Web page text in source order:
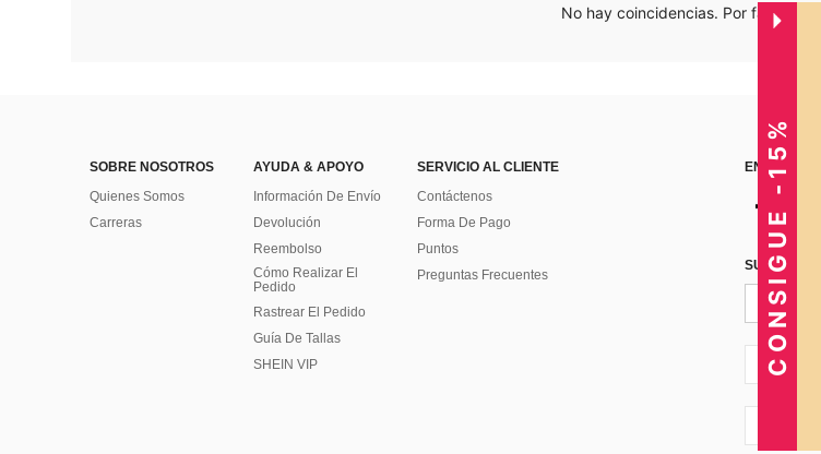
No hay coincidencias. Por favor
SOBRE NOSOTROS
Quienes Somos
Carreras
AYUDA & APOYO
Información De Envío
Devolución
Reembolso
Cómo Realizar El
Pedido
Rastrear El Pedido
Guía De Tallas
SHEIN VIP
SERVICIO AL CLIENTE
Contáctenos
Forma De Pago
Puntos
Preguntas Frecuentes
PE + 51
CONSIGUE -15%